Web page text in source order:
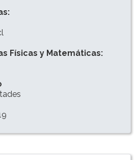
Físicas y Matemáticas: